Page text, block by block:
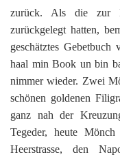
zurück. Als die zur
zurückgelegt hatten,
geschätztes
haal min Book un bin
nimmer wieder. Zwei
schönen goldenen
ganz nah der
Tegeder, heute
Heerstrasse, den